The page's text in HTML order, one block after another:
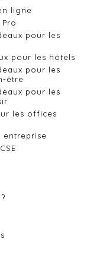
ligne
pour les
pour les hôtels
pour les
être
pour les
les offices
entreprise